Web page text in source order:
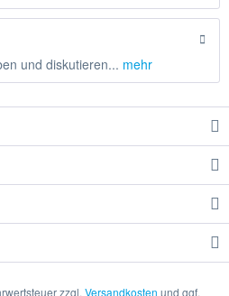
und diskutieren... mehr
zzgl. Versandkosten und ggf.